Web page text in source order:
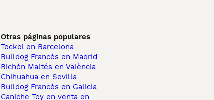
Otras páginas populares
Teckel en Barcelona
Bulldog Francés en Madrid
Bichón Maltés en València
Chihuahua en Sevilla
Bulldog Francés en Galicia
Caniche Toy en venta en